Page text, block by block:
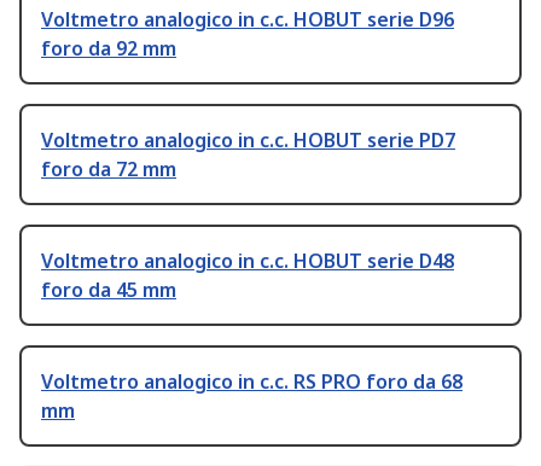
Voltmetro analogico in c.c. HOBUT serie D96
foro da 92 mm
Voltmetro analogico in c.c. HOBUT serie PD7
foro da 72 mm
Voltmetro analogico in c.c. HOBUT serie D48
foro da 45 mm
Voltmetro analogico in c.c. RS PRO foro da 68
mm